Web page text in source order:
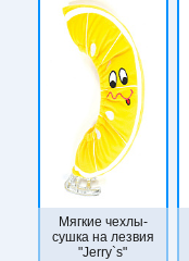
Мягкие чехлы-
сушка на лезвия
"Jerry`s"